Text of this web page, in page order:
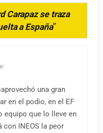
Carapaz se traza
a España”
una gran
en el podio, en el EF
equipo que lo lleve en
con INEOS la peor